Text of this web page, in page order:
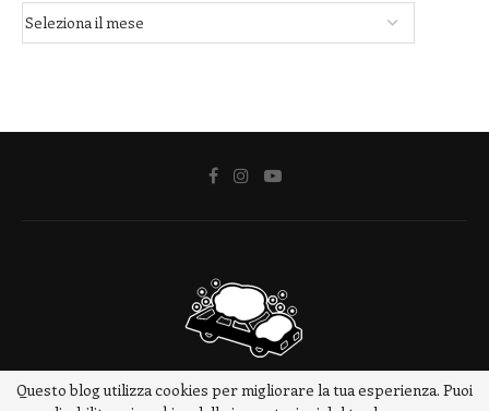
Questo blog utilizza cookies per migliorare la tua esperienza. Puoi